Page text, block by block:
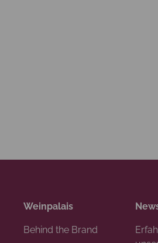
Weinpalais
Behind the Brand